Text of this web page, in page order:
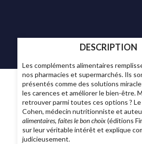
DESCRIPTION
Les compléments alimentaires
nos pharmacies et supermarchés. Ils
présentés comme des solutions
les carences et améliorer le bien-être.
retrouver parmi toutes ces options ? Le
Cohen, médecin nutritionniste et
alimentaires, faites le bon choix(éditions
sur leur véritable intérêt et explique
judicieusement.